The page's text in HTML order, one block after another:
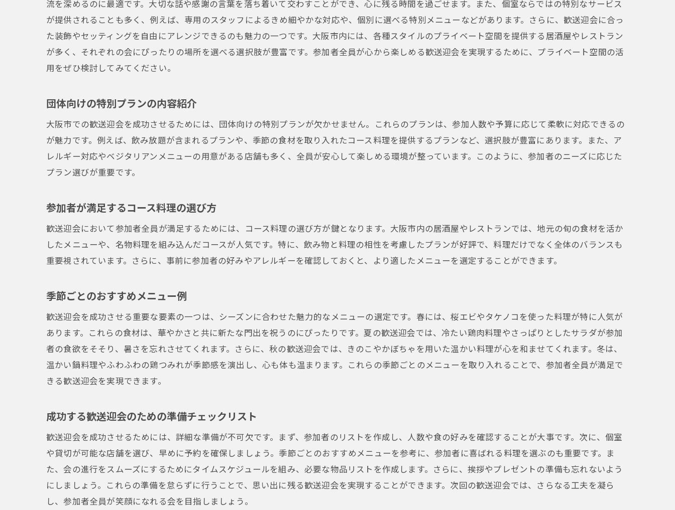
季節ごとの飲み放題プランの選び方
旬の食材を活かした創作料理の魅力
団体宴会を彩る大阪市の貸切可能な居酒屋
団体利用でお得になるプランの紹介
居酒屋でのカスタマイズ可能なプラン例
貸切予約の確認事項とおすすめのタイミング
歓送迎会でのサプライズ演出例
感謝の気持ちを伝えるメッセージの工夫
写真や動画で思い出を形に残す方法
歓送迎会プランニングの基本ステップ
成功する歓送迎会のための時間管理術
会場選びで失敗しないための心得
歓送迎会にぴったりなレストランの特徴
レストラン予約時に確認するべきポイント
歓送迎会で人気のメニューとその理由
流を深めるのに最適です。大切な話や感謝の言葉を落ち着いて交わすことができ、心に残る時間を過ごせます。また、個室ならではの特別なサービス
が提供されることも多く、例えば、専用のスタッフによるきめ細やかな対応や、個別に選べる特別メニューなどがあります。さらに、歓送迎会に合っ
た装飾やセッティングを自由にアレンジできるのも魅力の一つです。大阪市内には、各種スタイルのプライベート空間を提供する居酒屋やレストラン
が多く、それぞれの会にぴったりの場所を選べる選択肢が豊富です。参加者全員が心から楽しめる歓送迎会を実現するために、プライベート空間の活
用をぜひ検討してみてください。
団体向けの特別プランの内容紹介
大阪市での歓送迎会を成功させるためには、団体向けの特別プランが欠かせません。これらのプランは、参加人数や予算に応じて柔軟に対応できるの
が魅力です。例えば、飲み放題が含まれるプランや、季節の食材を取り入れたコース料理を提供するプランなど、選択肢が豊富にあります。また、ア
レルギー対応やベジタリアンメニューの用意がある店舗も多く、全員が安心して楽しめる環境が整っています。このように、参加者のニーズに応じた
プラン選びが重要です。
参加者が満足するコース料理の選び方
歓送迎会において参加者全員が満足するためには、コース料理の選び方が鍵となります。大阪市内の居酒屋やレストランでは、地元の旬の食材を活か
したメニューや、名物料理を組み込んだコースが人気です。特に、飲み物と料理の相性を考慮したプランが好評で、料理だけでなく全体のバランスも
重要視されています。さらに、事前に参加者の好みやアレルギーを確認しておくと、より適したメニューを選定することができます。
季節ごとのおすすめメニュー例
歓送迎会を成功させる重要な要素の一つは、シーズンに合わせた魅力的なメニューの選定です。春には、桜エビやタケノコを使った料理が特に人気が
あります。これらの食材は、華やかさと共に新たな門出を祝うのにぴったりです。夏の歓送迎会では、冷たい鶏肉料理やさっぱりとしたサラダが参加
者の食欲をそそり、暑さを忘れさせてくれます。さらに、秋の歓送迎会では、きのこやかぼちゃを用いた温かい料理が心を和ませてくれます。冬は、
温かい鍋料理やふわふわの鶏つみれが季節感を演出し、心も体も温まります。これらの季節ごとのメニューを取り入れることで、参加者全員が満足で
きる歓送迎会を実現できます。
成功する歓送迎会のための準備チェックリスト
歓送迎会を成功させるためには、詳細な準備が不可欠です。まず、参加者のリストを作成し、人数や食の好みを確認することが大事です。次に、個室
や貸切が可能な店舗を選び、早めに予約を確保しましょう。季節ごとのおすすめメニューを参考に、参加者に喜ばれる料理を選ぶのも重要です。ま
た、会の進行をスムーズにするためにタイムスケジュールを組み、必要な物品リストを作成します。さらに、挨拶やプレゼントの準備も忘れないよう
にしましょう。これらの準備を怠らずに行うことで、思い出に残る歓送迎会を実現することができます。次回の歓送迎会では、さらなる工夫を凝ら
し、参加者全員が笑顔になれる会を目指しましょう。